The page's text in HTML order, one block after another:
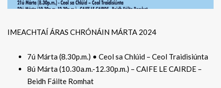
IMEACHTAÍ ÁRAS CHRÓNÁIN MÁRTA 2024
7ú Márta (8.30p.m.) • Ceol sa Chlúid – Ceol Traidisiúnta
8ú Márta (10.30a.m.-12.30p.m.) – CAIFE LE CAIRDE –
Beidh Fáilte Romhat